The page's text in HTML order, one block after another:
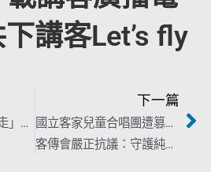
講客Let’s fly
講客電臺「1057怎麼走」正式開播 陪伴桃竹通勤族的神隊友
下一篇
國立客家兒童合唱團遭篡改名稱為「中國台灣」
客傳會嚴正抗議：守護純淨童聲、拒絕政治霸凌！